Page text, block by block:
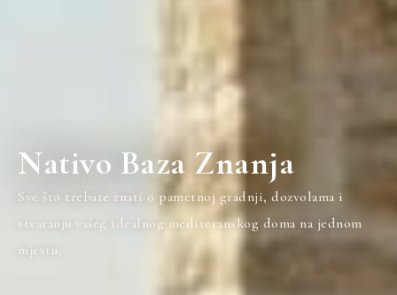
Nativo Baza Znanja
Sve što trebate znati o pametnoj gradnji, dozvolama i
stvaranju vašeg idealnog mediteranskog doma na jednom
mjestu.